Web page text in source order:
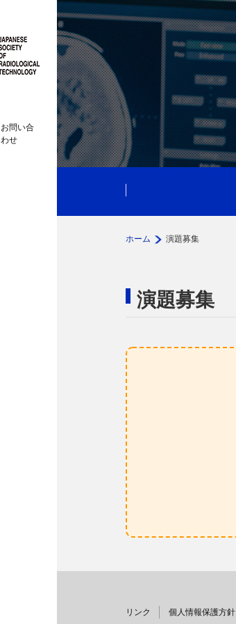
ホーム 演題募集
演題募集
リンク 個人情報保護方針
お問い合
わせ